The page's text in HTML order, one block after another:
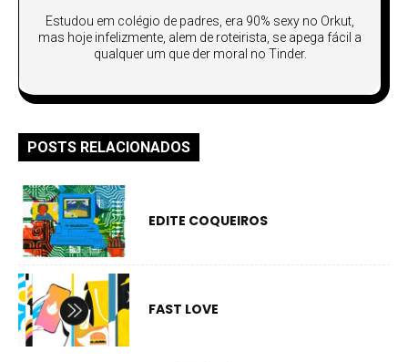
Estudou em colégio de padres, era 90% sexy no Orkut,
mas hoje infelizmente, alem de roteirista, se apega fácil a
qualquer um que der moral no Tinder.
POSTS RELACIONADOS
EDITE COQUEIROS
FAST LOVE